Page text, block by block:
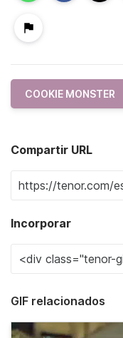
COOKIE MONSTER
Compartir URL
Incorporar
GIF relacionados